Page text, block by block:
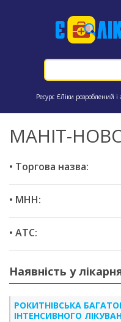
Ресурс ЄЛіки розроблений і
МАНІТ-
• Торгова назва:
• МНН:
• ATC:
Наявність у
РОКИТНІВСЬКА
ІНТЕНСИВНОГО